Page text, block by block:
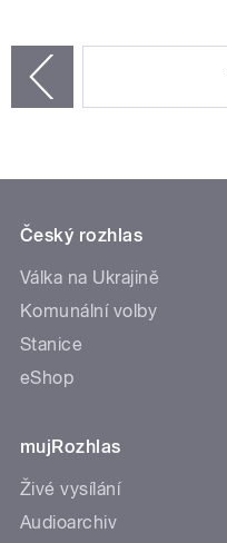
Český rozhlas
Válka na Ukrajině
Komunální volby
Stanice
eShop
mujRozhlas
Živé vysílání
Audioarchiv